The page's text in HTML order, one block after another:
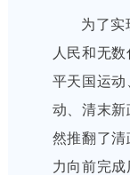
为了实
人民和无
平天国运动
动、清末新
然推翻了清
力向前完